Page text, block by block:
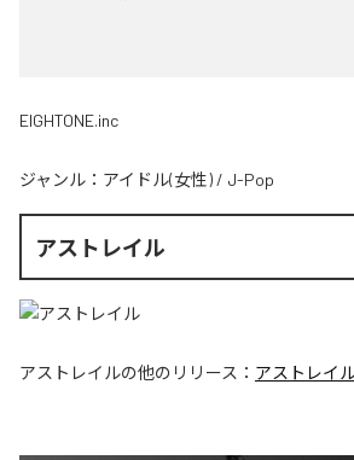
EIGHTONE.inc
ジャンル： アイドル(女性) / J-Pop
アストレイル
アストレイルの他のリリース： アストレイ